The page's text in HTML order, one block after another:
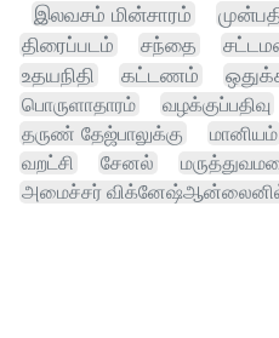
இலவசம் மின்சாரம்
திரைப்படம்
சந்தை
உதயநிதி
கட்டணம்
பொருளாதாரம்
வழக்குப்பதிவு
தருண் தேஜ்பாலுக்கு
மானியம்
வறட்சி சேனல்
அமைச்சர்